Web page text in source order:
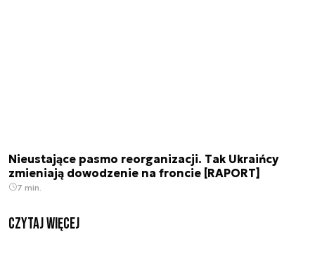
Nieustające pasmo reorganizacji. Tak Ukraińcy
zmieniają dowodzenie na froncie [RAPORT]
7 min.
czytaj więcej